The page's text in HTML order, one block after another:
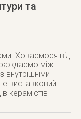
та
Ховаємося від
між
внутрішніми
виставковий
керамістів